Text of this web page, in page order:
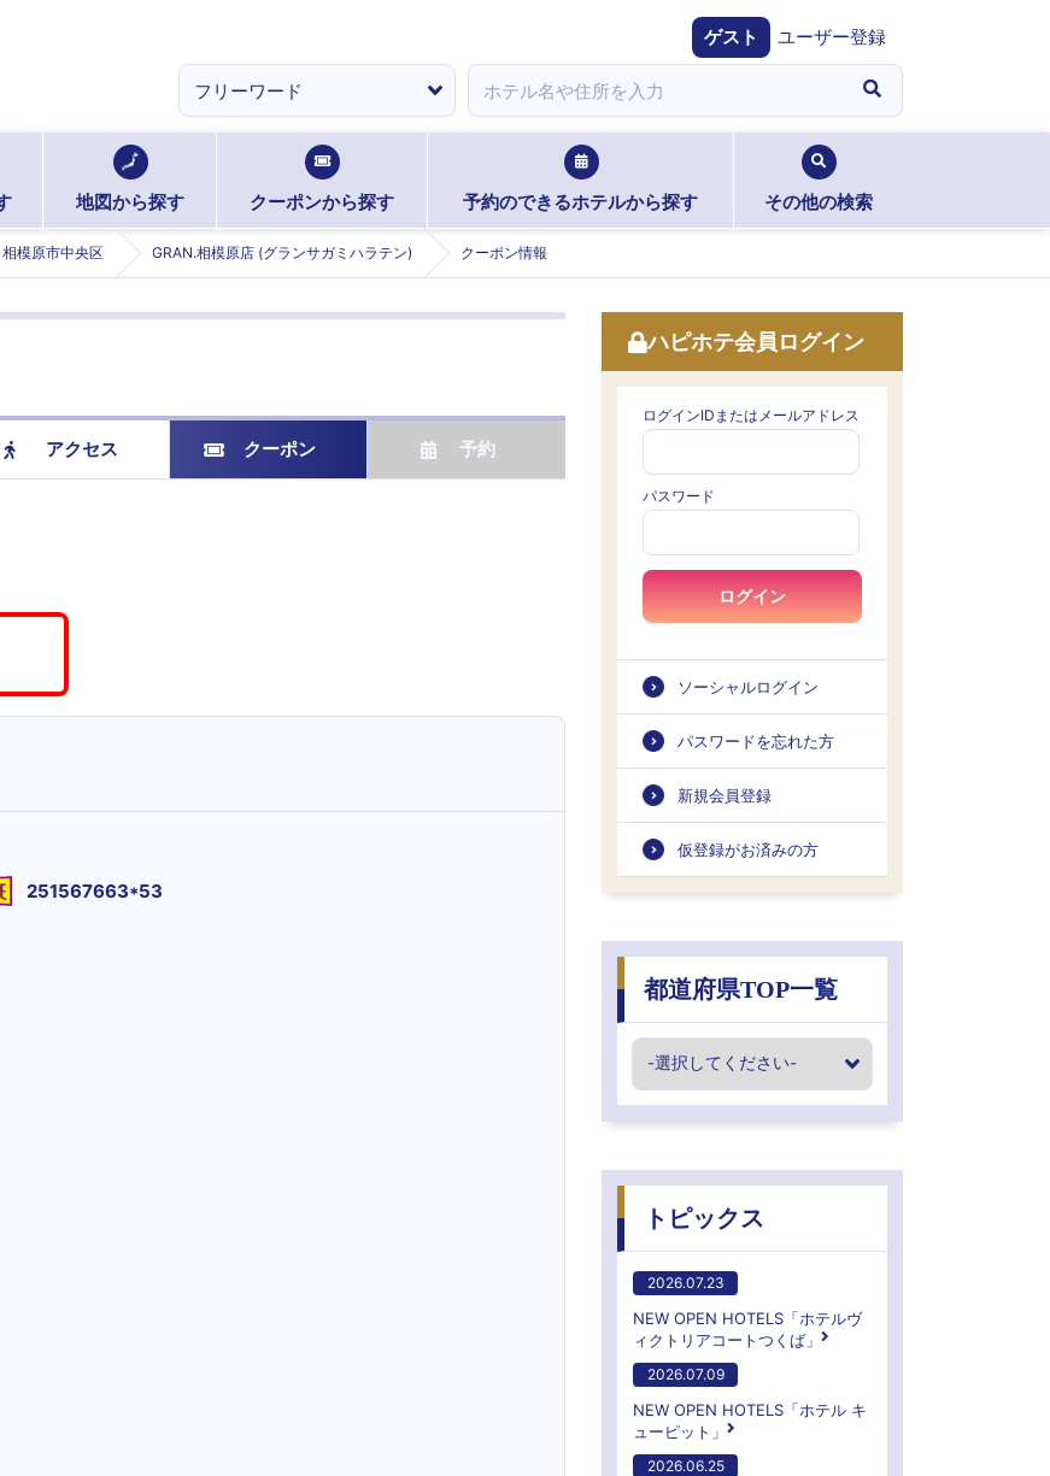
ゲスト ユーザー登録
地図から探す クーポンから探す 予約のできるホテルから探す その他の検索
相模原市中央区 GRAN.相模原店 (グランサガミハラテン) クーポン情報
アクセス クーポン 予約
251567663*53
ハピホテ会員ログイン
ログインIDまたはメールアドレス
パスワード
ログイン
ソーシャルログイン
パスワードを忘れた方
新規会員登録
仮登録がお済みの方
都道府県TOP一覧
トピックス
2026.07.23
NEW OPEN HOTELS「ホテルヴ
ィクトリアコートつくば」
2026.07.09
NEW OPEN HOTELS「ホテル キ
ューピット」
2026.06.25